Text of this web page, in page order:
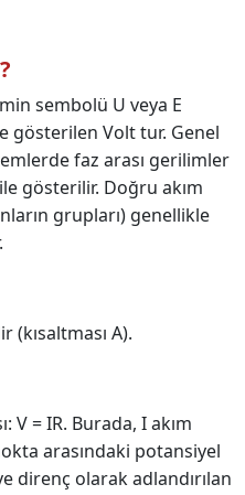
sembolü U veya E
gösterilen Volt tur. Genel
faz arası gerilimler
gösterilir. Doğru akım
grupları) genellikle
(kısaltması A).
V = IR. Burada, I akım
arasındaki potansiyel
direnç olarak adlandırılan